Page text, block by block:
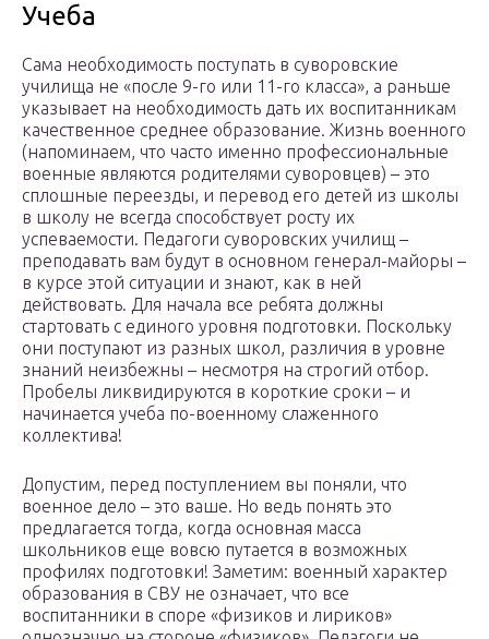
Учеба
Сама необходимость поступать в суворовские
училища не «после 9-го или 11-го класса», а раньше
указывает на необходимость дать их воспитанникам
качественное среднее образование. Жизнь военного
(напоминаем, что часто именно профессиональные
военные являются родителями суворовцев) – это
сплошные переезды, и перевод его детей из школы
в школу не всегда способствует росту их
успеваемости. Педагоги суворовских училищ –
преподавать вам будут в основном генерал-майоры –
в курсе этой ситуации и знают, как в ней
действовать. Для начала все ребята должны
стартовать с единого уровня подготовки. Поскольку
они поступают из разных школ, различия в уровне
знаний неизбежны – несмотря на строгий отбор.
Пробелы ликвидируются в короткие сроки – и
начинается учеба по-военному слаженного
коллектива!
Допустим, перед поступлением вы поняли, что
военное дело – это ваше. Но ведь понять это
предлагается тогда, когда основная масса
школьников еще вовсю путается в возможных
профилях подготовки! Заметим: военный характер
образования в СВУ не означает, что все
воспитанники в споре «физиков и лириков»